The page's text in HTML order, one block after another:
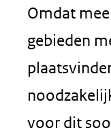
Omdat
gebieden
voor dit